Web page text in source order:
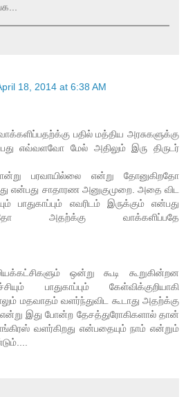
18, 2014 at 6:38 AM
பதில் மத்திய அரசுகளுக்கு
எவ்வளவோ மேல் அதிலும் இரு திருடர்
பரவாயில்லை என்று தோனுகிறதோ
என்பது சாதாரண அனுகுமுறை. அதை விட
பாதுகாப்பும் எவரிடம் இருக்கும் என்பது
அதற்க்கு வாக்களிப்பதே
ஒன்று கூடி கூறுகின்றன
பாதுகாப்பும் கேள்விக்குறியாகி
மதவாதம் வளர்ந்துவிட கூடாது அதற்க்கு
என்று இது போன்ற தேசத்துரோகிகளால் தான்
வளர்கிறது என்பதையும் நாம் என்றும்